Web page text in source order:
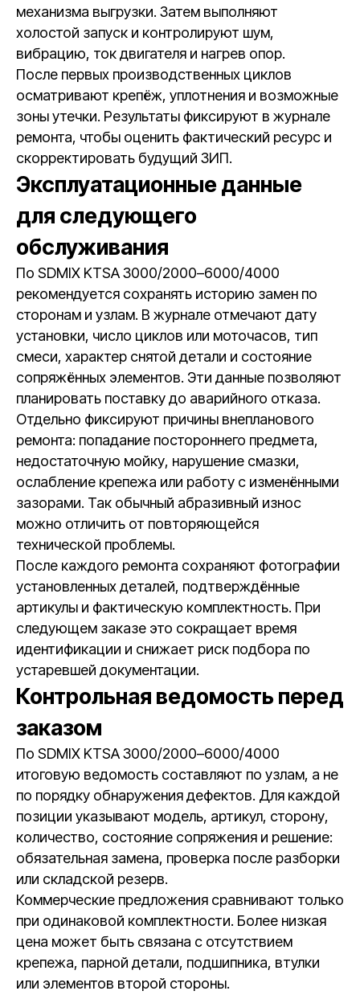
механизма выгрузки. Затем выполняют
холостой запуск и контролируют шум,
вибрацию, ток двигателя и нагрев опор.
После первых производственных циклов
осматривают крепёж, уплотнения и возможные
зоны утечки. Результаты фиксируют в журнале
ремонта, чтобы оценить фактический ресурс и
скорректировать будущий ЗИП.
Эксплуатационные данные
для следующего
обслуживания
По SDMIX KTSA 3000/2000–6000/4000
рекомендуется сохранять историю замен по
сторонам и узлам. В журнале отмечают дату
установки, число циклов или моточасов, тип
смеси, характер снятой детали и состояние
сопряжённых элементов. Эти данные позволяют
планировать поставку до аварийного отказа.
Отдельно фиксируют причины внепланового
ремонта: попадание постороннего предмета,
недостаточную мойку, нарушение смазки,
ослабление крепежа или работу с изменёнными
зазорами. Так обычный абразивный износ
можно отличить от повторяющейся
технической проблемы.
После каждого ремонта сохраняют фотографии
установленных деталей, подтверждённые
артикулы и фактическую комплектность. При
следующем заказе это сокращает время
идентификации и снижает риск подбора по
устаревшей документации.
Контрольная ведомость перед
заказом
По SDMIX KTSA 3000/2000–6000/4000
итоговую ведомость составляют по узлам, а не
по порядку обнаружения дефектов. Для каждой
позиции указывают модель, артикул, сторону,
количество, состояние сопряжения и решение:
обязательная замена, проверка после разборки
или складской резерв.
Коммерческие предложения сравнивают только
при одинаковой комплектности. Более низкая
цена может быть связана с отсутствием
крепежа, парной детали, подшипника, втулки
или элементов второй стороны.